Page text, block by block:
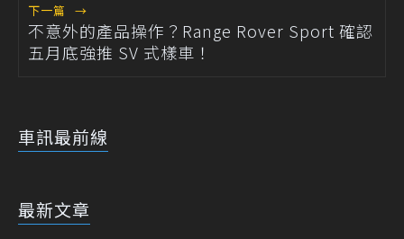
下一篇 →
不意外的產品操作？Range Rover Sport 確認
五月底強推 SV 式樣車！
車訊最前線
最新文章